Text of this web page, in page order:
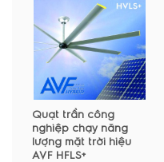
Quạt trần công
nghiệp chạy năng
lượng mặt trời hiệu
AVF HFLS+